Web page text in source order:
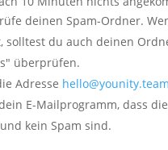
deinen Spam-Ordner.
solltest du auch deinen
überprüfen.
Adresse hello@younity.team
E-Mailprogramm, dass
kein Spam sind.